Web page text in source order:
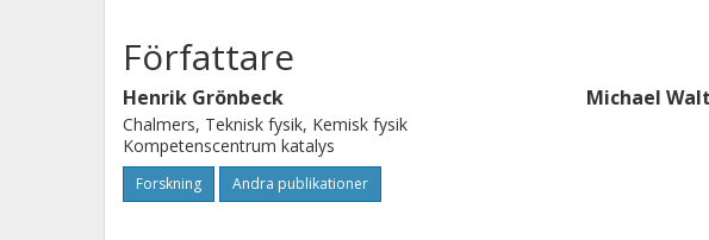
Författare
Henrik Grönbeck
Chalmers, Teknisk fysik, Kemisk fysik
Kompetenscentrum katalys
Forskning Andra publikationer
Michael